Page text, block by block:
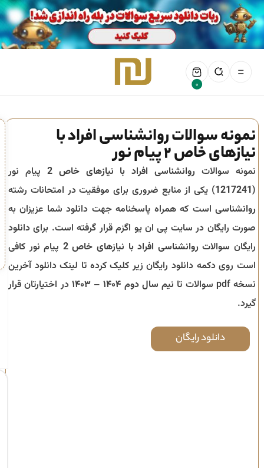
0
نمونه سوالات روانشناسی افراد با
نیازهای خاص 2 پیام نور
نمونه سوالات روانشناسی افراد با نیازهای خاص 2
پیام نور
(
1217241) یکی از منابع ضروری برای موفقیت در امتحانات رشته
روانشناسی است که همراه پاسخنامه جهت دانلود شما عزیزان به
صورت رایگان در سایت پی ان یو اگزم قرار گرفته است. برای دانلود
رایگان سوالات روانشناسی افراد با نیازهای خاص 2
پیام نور کافی
است روی دکمه دانلود رایگان زیر کلیک کرده تا لینک دانلود آخرین
نسخه pdf سوالات تا
نیم سال دوم ۱۴۰۴ – ۱۴۰۳
در اختیارتان قرار
گیرد.
دانلود رایگان